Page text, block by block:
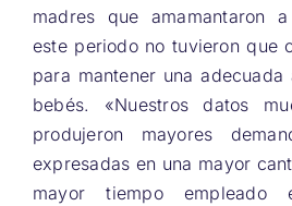
madres que amamantaron
este periodo no tuvieron que
para mantener una
bebés. «Nuestros datos
produjeron mayores
expresadas en una mayor
mayor tiempo empleado